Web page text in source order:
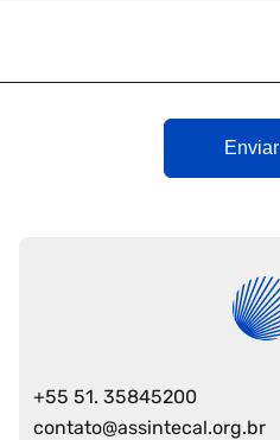
Enviar
+55 51. 35845200
contato@assintecal.org.br